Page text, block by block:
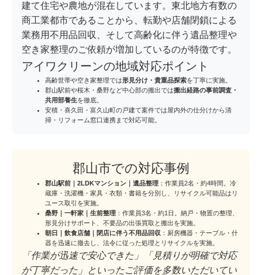
建て住宅や農地が混在しています。東北地方有数の
商工業都市であることから、転勤や店舗閉鎖による
業務用不用品回収、そして高齢化に伴う遺品整理や
空き家整理のご依頼が増加しているのが特徴です。
アイワクリーンの地域対応ポイント
高齢世帯や空き家整理では形見分け・貴重品探索を丁寧に実施。
郡山駅前や桜木・桑野など中心部の搬出では搬出経路の事前調査・
共用部養生を徹底。
安積・喜久田・富久山町の戸建て案件では屋内外の仕分けから清
掃・リフォーム窓口連携まで対応可能。
郡山市での対応事例
郡山駅前｜2LDKマンション｜遺品整理 ：作業員2名・約4時間。冷
蔵庫・洗濯機・家具・衣類・書籍を分別し、リサイクル可能品はリ
ユース取引を実施。
桑野｜一軒家｜生前整理 ：作業員3名・約1日。納戸・物置の整理、
形見分けサポート、不要品の出張買取と搬出を実施。
朝日｜飲食店舗｜閉店に伴う不用品回収 ：厨房機器・テーブル・什
器を迅速に撤去し、法令に従った処理とリサイクルを実施。
「作業が迅速で安心できた」「見積りが明確で対応
が丁寧だった」といったご評価を多数いただいてい